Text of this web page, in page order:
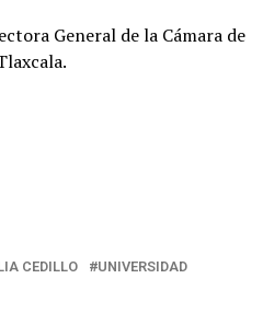
General de la Cámara de
CEDILLO UNIVERSIDAD